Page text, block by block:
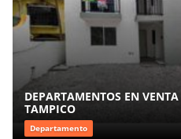
DEPARTAMENTOS EN
TAMPICO
Departamento